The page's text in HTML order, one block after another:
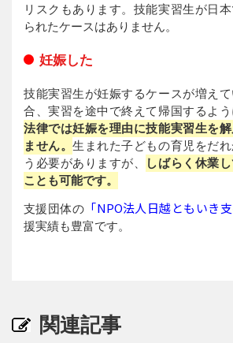
リスクもあります。技能実習生が日
られたケースはありません。
妊娠した
技能実習生が妊娠するケースが増え
合、実習を途中で終えて帰国するよう
法律では妊娠を理由に技能実習生を
ません。生まれた子どもの育児をだ
う必要がありますが、
しばらく休業
ことも可能です。
支援団体の 「NPO法人日越ともいき支
援実績も豊富です。
関連記事